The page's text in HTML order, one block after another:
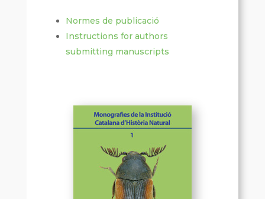
Normes de publicació
Instructions for authors
submitting manuscripts